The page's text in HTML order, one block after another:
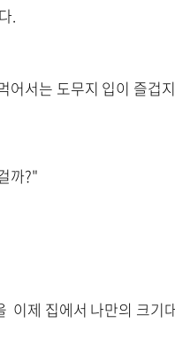
.
어서는 도무지 입이 즐겁
까?"
이제 집에서 나만의 크기